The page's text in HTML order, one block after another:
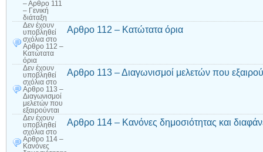
– Αρθρο 111
– Γενική
διάταξη
Δεν έχουν
υποβληθεί
σχόλια στο
Αρθρο 112 –
Κατώτατα
όρια
Αρθρο 112 – Κατώτατα όρια
Δεν έχουν
υποβληθεί
σχόλια στο
Αρθρο 113 –
Διαγωνισμοί
μελετών που
εξαιρούνται
Αρθρο 113 – Διαγωνισμοί μελετών που
Δεν έχουν
υποβληθεί
σχόλια στο
Αρθρο 114 –
Κανόνες
Αρθρο 114 – Κανόνες δημοσιότητας και